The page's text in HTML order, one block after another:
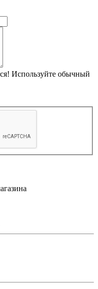
Используйте обычный